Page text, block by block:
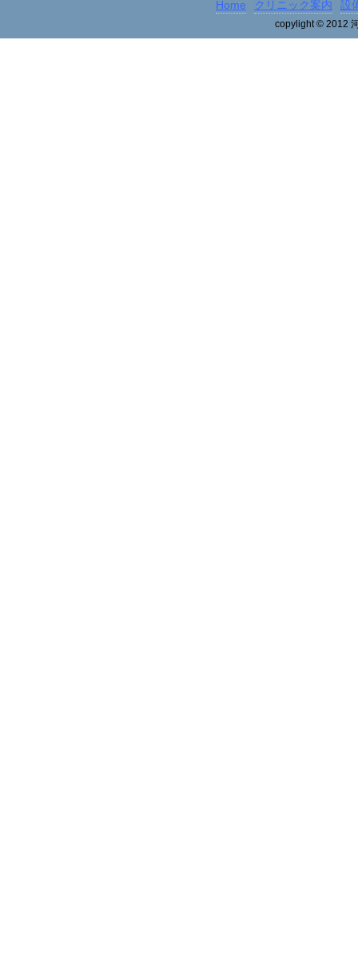
Home クリニック案内 設
copylight © 2012